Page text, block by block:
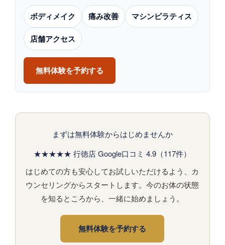
ボディメイク 痛み改善 マシンピラティス
店舗アクセス
無料体験を予約する
まずは無料体験からはじめませんか
★★★★★ 行徳店 Google口コミ 4.9（117件）
はじめての方も安心してお試しいただけるよう、カ
ウンセリングからスタートします。今のお体の状態
を知るところから、一緒に始めましょう。
無料体験を予約する